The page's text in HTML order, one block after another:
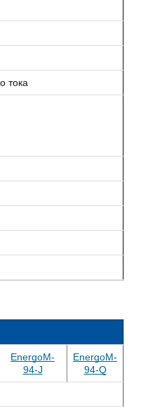
тока
EnergoM-
94-J
EnergoM-
94-Q